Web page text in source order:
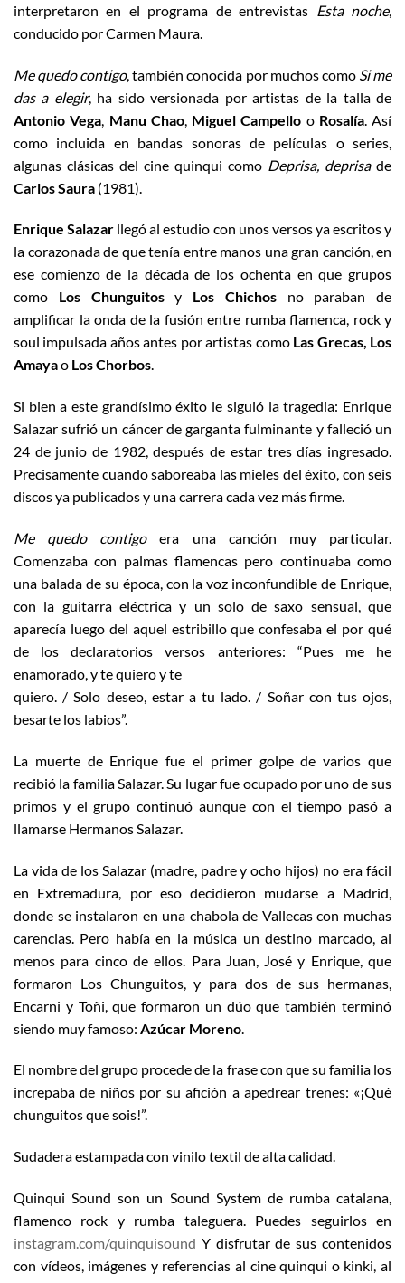
interpretaron en el programa de entrevistas Esta noche,
conducido por Carmen Maura.
Me quedo contigo, también conocida por muchos como Si me
das a elegir, ha sido versionada por artistas de la talla de
Antonio Vega Manu Chao, Miguel Campello o Rosalía. Así
como incluida en bandas sonoras de películas o series,
algunas clásicas del cine quinqui como Deprisa, deprisade
Carlos Saura (1981).
Enrique Salazar llegó al estudio con unos versos ya escritos y
la corazonada de que tenía entre manos una gran canción, en
ese comienzo de la década de los ochenta en que grupos
como Los Chunguitosy Los Chichosno paraban de
amplificar la onda de la fusión entre rumba flamenca, rock y
soul impulsada años antes por artistas como Las Grecas, Los
Amayao Los Chorbos.
Si bien a este grandísimo éxito le siguió la tragedia: Enrique
Salazar sufrió un cáncer de garganta fulminante y falleció un
24 de junio de 1982, después de estar tres días ingresado.
Precisamente cuando saboreaba las mieles del éxito, con seis
discos ya publicados y una carrera cada vez más firme.
Me quedo contigoera una canción muy particular.
Comenzaba con palmas flamencas pero continuaba como
una balada de su época, con la voz inconfundible de Enrique,
con la guitarra eléctrica y un solo de saxo sensual, que
aparecía luego del aquel estribillo que confesaba el por qué
de los declaratorios versos anteriores: “Pues me he
enamorado, y te quiero y te
quiero. / Solo deseo, estar a tu lado. / Soñar con tus ojos,
besarte los labios”.
La muerte de Enrique fue el primer golpe de varios que
recibió la familia Salazar. Su lugar fue ocupado por uno de sus
primos y el grupo continuó aunque con el tiempo pasó a
llamarse Hermanos Salazar.
La vida de los Salazar (madre, padre y ocho hijos) no era fácil
en Extremadura, por eso decidieron mudarse a Madrid,
donde se instalaron en una chabola de Vallecas con muchas
carencias. Pero había en la música un destino marcado, al
menos para cinco de ellos. Para Juan, José y Enrique, que
formaron Los Chunguitos, y para dos de sus hermanas,
Encarni y Toñi, que formaron un dúo que también terminó
siendo muy famoso: Azúcar Moreno
El nombre del grupo procede de la frase con que su familia los
increpaba de niños por su afición a apedrear trenes: «¡Qué
chunguitos que sois!”.
Sudadera estampada con vinilo textil de alta calidad.
Quinqui Sound son un Sound System de rumba catalana,
flamenco rock y rumba taleguera. Puedes seguirlos en
instagram.com/quinquisound Y disfrutar de sus contenidos
con vídeos, imágenes y referencias al cine quinqui o kinki, al